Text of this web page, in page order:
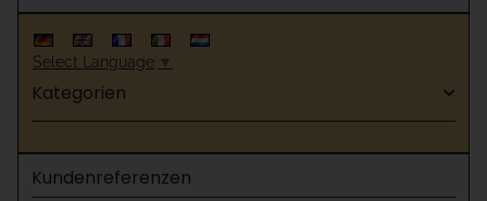
Select Language ▼
Kategorien
Kundenreferenzen